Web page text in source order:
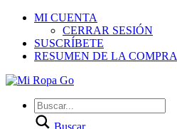
MI CUENTA
CERRAR SESIÓN
SUSCRÍBETE
RESUMEN DE LA COMPRA
Buscar